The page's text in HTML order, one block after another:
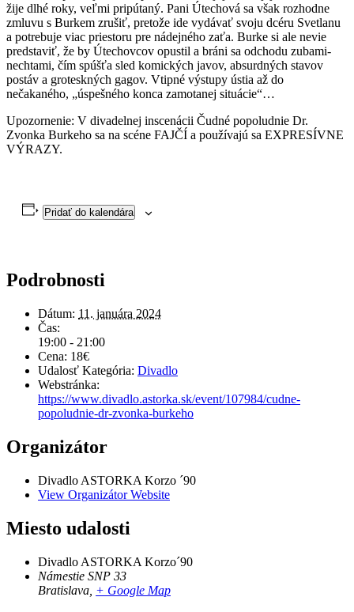
žije dlhé roky, veľmi pripútaný. Pani Útechová sa však rozhodne
zmluvu s Burkem zrušiť, pretože ide vydávať svoju dcéru Svetlanu
a potrebuje viac priestoru pre nádejného zaťa. Burke si ale nevie
predstaviť, že by Útechovcov opustil a bráni sa odchodu zubami-
nechtami, čím spúšťa sled komických javov, absurdných stavov
postáv a groteskných gagov. Vtipné výstupy ústia až do
nečakaného, „úspešného konca zamotanej situácie“…
Upozornenie: V divadelnej inscenácii Čudné popoludnie Dr.
Zvonka Burkeho sa na scéne FAJČÍ a používajú sa EXPRESÍVNE
VÝRAZY.
Pridať do kalendára
Podrobnosti
Dátum: 11. januára 2024
Čas:
19:00 - 21:00
Cena: 18€
Udalosť Kategória: Divadlo
Webstránka:
https://www.divadlo.astorka.sk/event/107984/cudne-
popoludnie-dr-zvonka-burkeho
Organizátor
Divadlo ASTORKA Korzo ´90
View Organizátor Website
Miesto udalosti
Divadlo ASTORKA Korzo´90
Námestie SNP 33
Bratislava + Google Map